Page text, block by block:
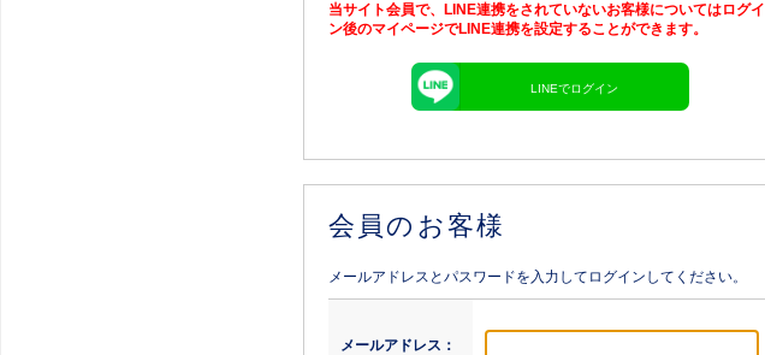
当サイト会員で、LINE連携をされていないお客様についてはログイ
ン後のマイページでLINE連携を設定することができます。
LINEでログイン
会員のお客様
メールアドレスとパスワードを入力してログインしてください。
メールアドレス：